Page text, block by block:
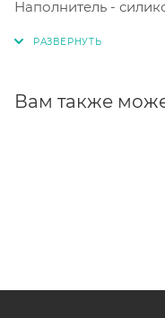
Наполнитель -
Вам также